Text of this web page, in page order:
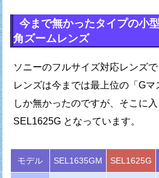
今まで無かったタイプの小
角ズームレンズ
ソニーのフルサイズ対応レンズ
レンズは今までは最上位の「G
しか無かったのですが、 そこに
SEL1625G となっています。
モデル SEL1635GM SEL1625G